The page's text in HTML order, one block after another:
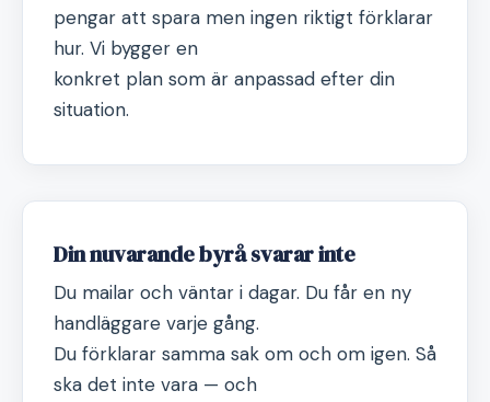
pengar att spara men ingen riktigt förklarar
hur. Vi bygger en
konkret plan som är anpassad efter din
situation.
Din nuvarande byrå svarar inte
Du mailar och väntar i dagar. Du får en ny
handläggare varje gång.
Du förklarar samma sak om och om igen. Så
ska det inte vara — och